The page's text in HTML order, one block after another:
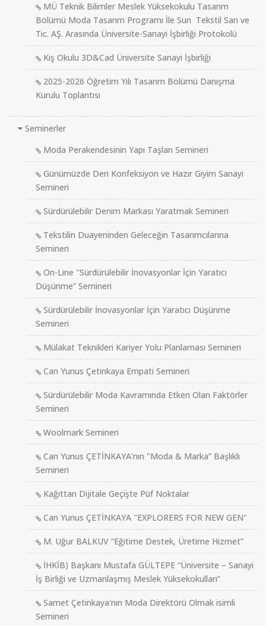
MÜ Teknik Bilimler Meslek Yüksekokulu Tasarım
Bölümü Moda Tasarım Programı İle Sun Tekstil San ve
Tic. AŞ. Arasında Üniversite-Sanayi İşbirliği Protokolü
Kış Okulu 3D&Cad Üniversite Sanayi İşbirliği
2025-2026 Öğretim Yılı Tasarım Bölümü Danışma
Kurulu Toplantısı
Seminerler
Moda Perakendesinin Yapı Taşları Semineri
Günümüzde Deri Konfeksiyon ve Hazır Giyim Sanayi
Semineri
Sürdürülebilir Denim Markası Yaratmak Semineri
Tekstilin Duayeninden Geleceğin Tasarımcılarına
Semineri
On-Line "Sürdürülebilir İnovasyonlar İçin Yaratıcı
Düşünme” Semineri
Sürdürülebilir İnovasyonlar İçin Yaratıcı Düşünme
Semineri
Mülakat Teknikleri Kariyer Yolu Planlaması Semineri
Can Yunus Çetinkaya Empati Semineri
Sürdürülebilir Moda Kavramında Etken Olan Faktörler
Semineri
Woolmark Semineri
Can Yunus ÇETİNKAYA'nın "Moda & Marka” Başlıklı
Semineri
Kağıttan Dijitale Geçişte Püf Noktalar
Can Yunus ÇETİNKAYA "EXPLORERS FOR NEW GEN"
M. Uğur BALKUV “Eğitime Destek, Üretime Hizmet”
İHKİB) Başkanı Mustafa GÜLTEPE “Üniversite – Sanayi
İş Birliği ve Uzmanlaşmış Meslek Yüksekokulları”
Samet Çetinkaya'nın Moda Direktörü Olmak isimli
Semineri